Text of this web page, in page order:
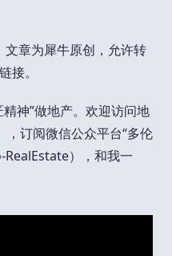
章为犀牛原创，允许转
接。
神”做地产。欢迎访问地
，订阅微信公众平台“多伦
），和我一